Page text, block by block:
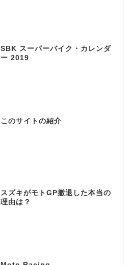
SBK スーパーバイク・カレンダ
ー 2019
このサイトの紹介
スズキがモトGP撤退した本当の
理由は？